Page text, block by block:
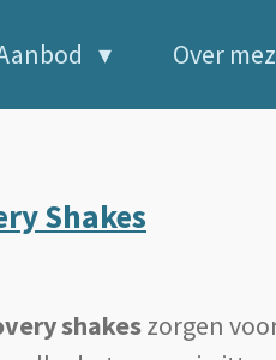
Over
Shakes
shakeszorgen